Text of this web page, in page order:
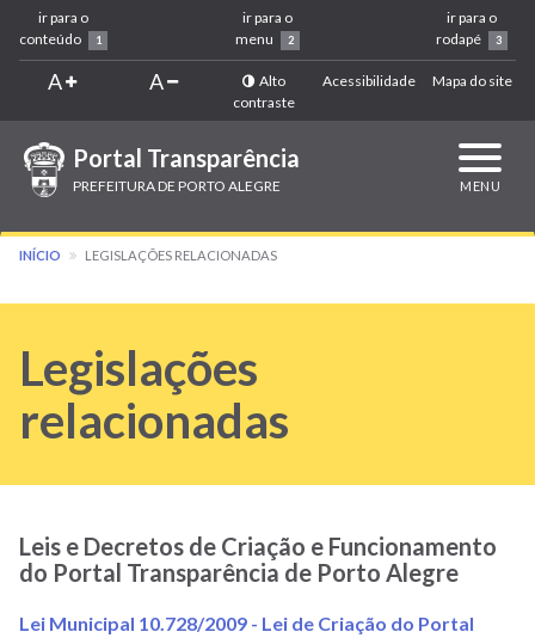
ir para o
conteúdo
1
ir para o
menu
2
ir para o
rodapé
3
A A
Alto
contraste
Acessibilidade Mapa do site
Portal Transparência
PREFEITURA DE PORTO ALEGRE
MENU
INÍCIO LEGISLAÇÕES RELACIONADAS
Legislações
relacionadas
Leis e Decretos de Criação e Funcionamento
do Portal Transparência de Porto Alegre
Lei Municipal 10.728/2009 - Lei de Criação do Portal